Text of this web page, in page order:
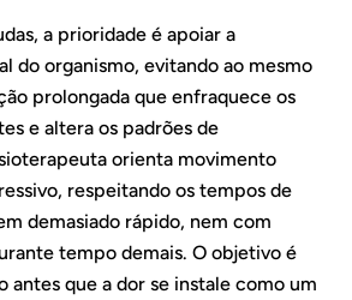
a prioridade é apoiar a
do organismo, evitando ao mesmo
prolongada que enfraquece os
e altera os padrões de
orienta movimento
respeitando os tempos de
demasiado rápido, nem com
tempo demais. O objetivo é
antes que a dor se instale como um